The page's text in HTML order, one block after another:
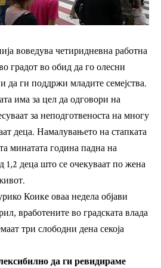
воведува четиридневна работна
градот во обид да го олесни
да ги поддржи младите семејства.
има за цел да одговори на
за неподготвеноста на многу
деца. Намалувањето на стапката
минатата година падна на
1,2 деца што се очекуваат по жена
Коике оваа недела објави
вработените во градската влада
три слободни дена секоја
да ги ревидираме